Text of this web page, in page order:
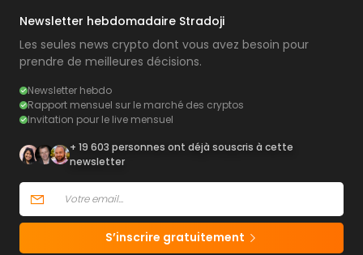
Newsletter hebdomadaire Stradoji
Les seules news crypto dont vous avez besoin pour
prendre de meilleures décisions.
Newsletter hebdo
Rapport mensuel sur le marché des cryptos
Invitation pour le live mensuel
+ 19 603 personnes ont déjà souscris à cette
newsletter
S’inscrire gratuitement